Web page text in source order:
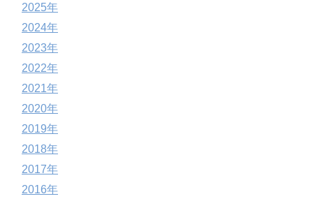
2025年
2024年
2023年
2022年
2021年
2020年
2019年
2018年
2017年
2016年